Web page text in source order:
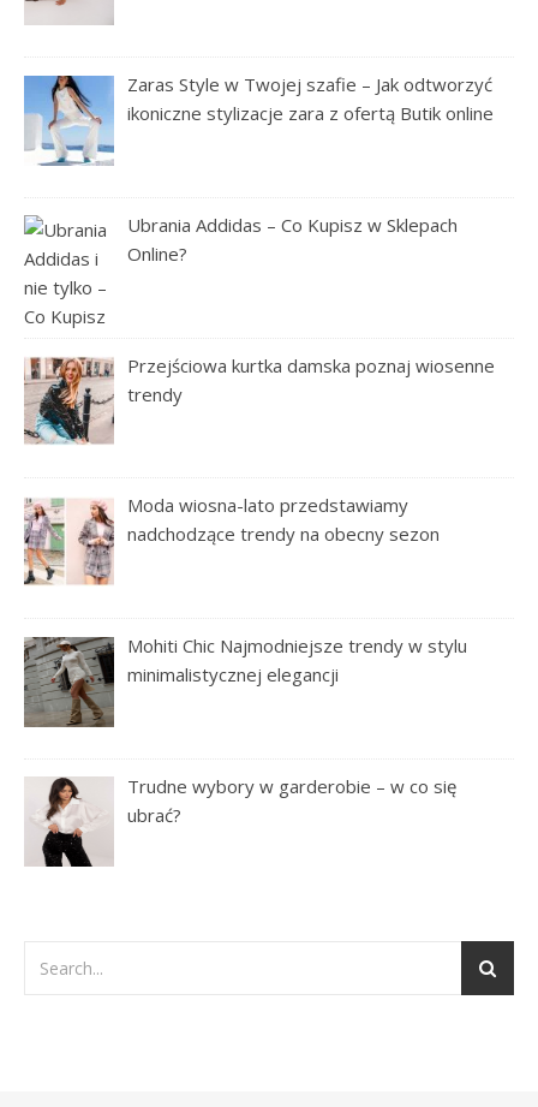
Zaras Style w Twojej szafie – Jak odtworzyć
ikoniczne stylizacje zara z ofertą Butik online
Ubrania Addidas – Co Kupisz w Sklepach
Online?
Przejściowa kurtka damska poznaj wiosenne
trendy
Moda wiosna-lato przedstawiamy
nadchodzące trendy na obecny sezon
Mohiti Chic Najmodniejsze trendy w stylu
minimalistycznej elegancji
Trudne wybory w garderobie – w co się
ubrać?